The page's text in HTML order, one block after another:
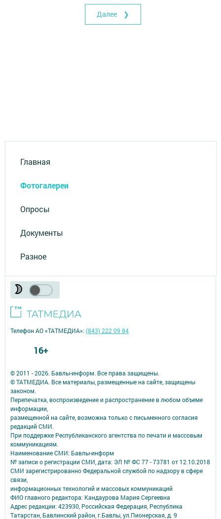
Далее ❯
Главная
Фотогалереи
Опросы
Документы
Разное
© 2011 - 2026. Бавлы-информ. Все права защищены.
© ТАТМЕДИА. Все материалы, размещенные на сайте, защищены
законом.
Перепечатка, воспроизведение и распространение в любом объеме
информации,
размещенной на сайте, возможна только с письменного согласия
редакций СМИ.
При поддержке Республиканского агентства по печати и массовым
коммуникациям.
Наименование СМИ: Бавлы-информ
№ записи о регистрации СМИ, дата: ЭЛ № ФС 77 - 73781 от 12.10.2018
СМИ зарегистрированно Федеральной службой по надзору в сфере
связи,
информационных технологий и массовых коммуникаций
ФИО главного редактора: Кандаурова Мария Сергеевна
Адрес редакции: 423930, Российская Федерация, Республика
Татарстан, Бавлинский район, г.Бавлы, ул.Пионерская, д. 9
Телефон АО «ТАТМЕДИА»:(843) 222 09 84
16+